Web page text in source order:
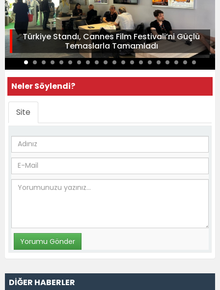
Türkiye Standı, Cannes Film Festivali’ni Güçlü
Temaslarla Tamamladı
Neler Söylendi?
Site
DİĞER HABERLER